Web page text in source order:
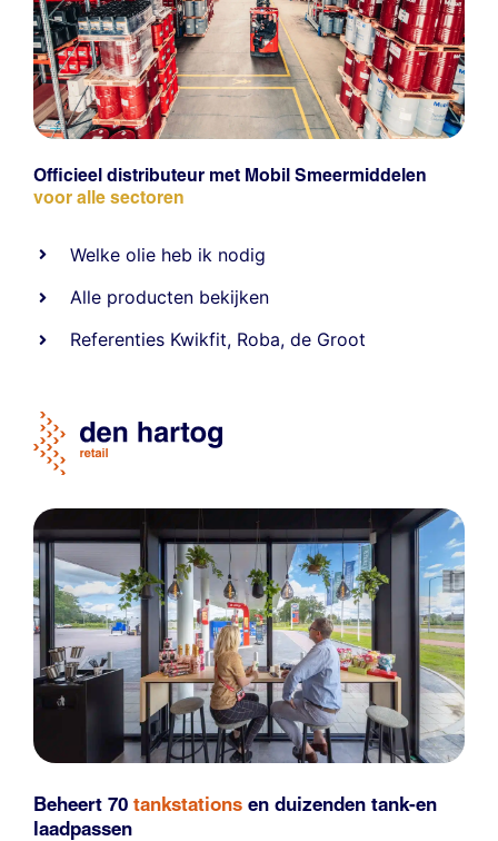
Officieel distributeur met Mobil Smeermiddelen
voor alle sectoren
Welke olie heb ik nodig
Alle producten bekijken
Referenties Kwikfit, Roba,de Groot
Beheert 70 tankstations en duizenden tank-en
laadpassen